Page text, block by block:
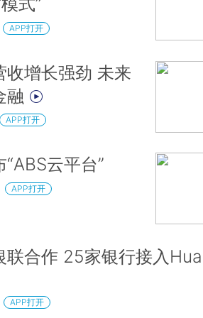
APP打开
收增长强劲 未来
融
APP打开
云平台”
APP打开
联合作 25家银行接入
APP打开